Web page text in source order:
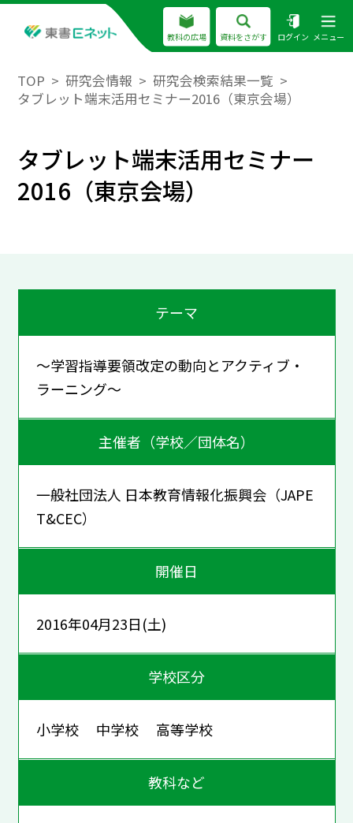
教科の広場 資料をさがす ログイン メニュー
TOP 研究会情報
研究会検索結果一覧
タブレット端末活用セミナー2016（東京会場）
タブレット端末活用セミナー
2016（東京会場）
テーマ
～学習指導要領改定の動向とアクティブ・
ラーニング～
主催者（学校／団体名）
一般社団法人 日本教育情報化振興会（JAPE
T&CEC）
開催日
2016年04月23日(土)
学校区分
小学校 中学校 高等学校
教科など